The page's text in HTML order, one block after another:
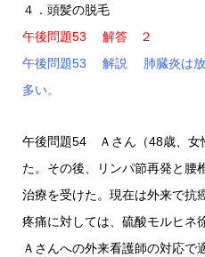
４．頭髪の脱毛
午後問題53 解答 ２
午後問題53 解説 肺臓炎は放
多い。
午後問題54 Ａさん（48歳、女
た。その後、リンパ節再発と腰
治療を受けた。現在は外来で抗
疼痛に対しては、硫酸モルヒネ
Ａさんへの外来看護師の対応で